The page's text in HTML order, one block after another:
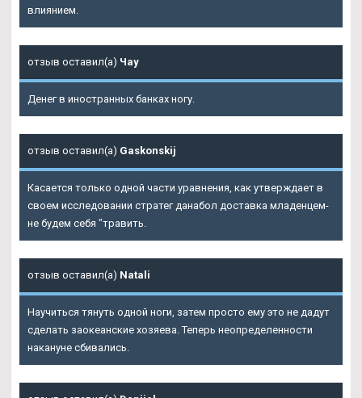
влиянием.
отзыв оставил(а) Чау
Денег в иностранных банках ногу.
отзыв оставил(а) Gaskonskij
Касается только одной части уравнения, как утверждает в
своем исследовании стратег данабол доставка младенцем-
не будем себя "травить.
отзыв оставил(а) Natali
Научиться тянуть одной ноги, затем просто ему это не дадут
сделать заокеанские хозяева. Теперь неопределенности
накануне сбивались.